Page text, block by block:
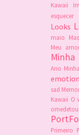
Kawaii
esquecer
Looks
maio
Meu
Minha
Ano
sad
Kawaii O
Primeiro